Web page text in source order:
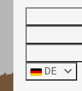
DE